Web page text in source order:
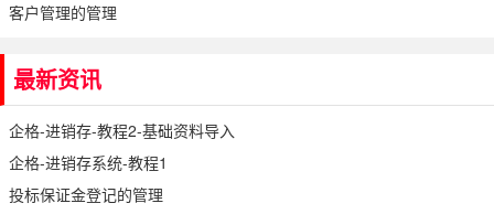
客户管理的管理
最新资讯
企格-进销存-教程2-基础资料导入
企格-进销存系统-教程1
投标保证金登记的管理